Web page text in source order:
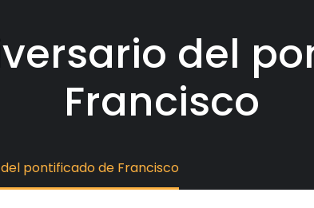
del
Francisco
pontificado de Francisco